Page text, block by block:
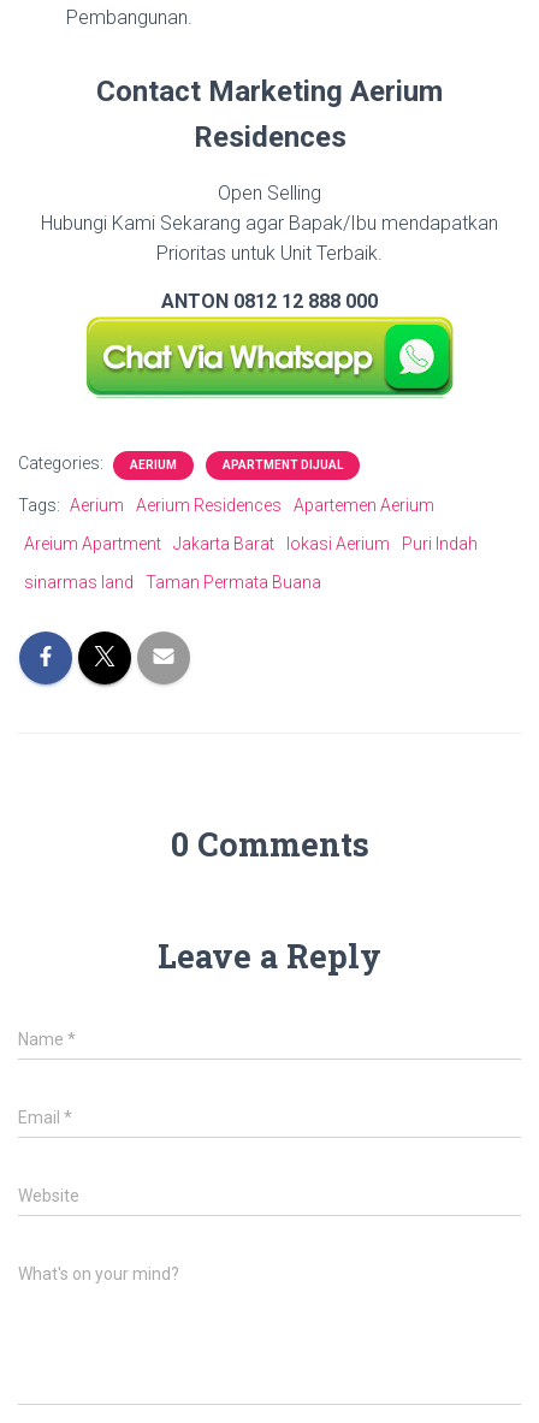
Pembangunan.
Contact Marketing Aerium
Residences
Open Selling
Hubungi Kami Sekarang agar Bapak/Ibu mendapatkan
Prioritas untuk Unit Terbaik.
ANTON 0812 12 888 000
Categories: AERIUM APARTMENT DIJUAL
Tags: Aerium Aerium Residences
Apartemen Aerium
Areium Apartment
Jakarta Barat lokasi Aerium
Puri Indah
sinarmas land
Taman Permata Buana
0 Comments
Leave a Reply
Name *
Email *
Website
What's on your mind?